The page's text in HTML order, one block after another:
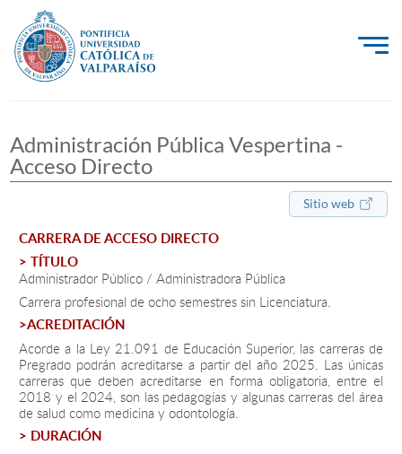
Investigación, Creación e Innovación
PUCV Internacional
Admisión
Pregrado
Postgrado
Formación Continua
Administración Pública Vespertina -
Acceso Directo
Sitio web
CARRERA DE ACCESO DIRECTO
> TÍTULO
Administrador Público / Administradora Pública
Carrera profesional de ocho semestres sin Licenciatura.
>ACREDITACIÓN
Acorde a la Ley 21.091 de Educación Superior, las carreras de
Pregrado podrán acreditarse a partir del año 2025. Las únicas
carreras que deben acreditarse en forma obligatoria, entre el
2018 y el 2024, son las pedagogías y algunas carreras del área
de salud como medicina y odontología.
> DURACIÓN